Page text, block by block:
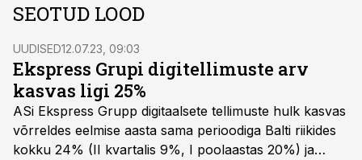
SEOTUD LOOD
UUDISED12.07.23, 09:03
Ekspress Grupi digitellimuste arv
kasvas ligi 25%
ASi Ekspress Grupp digitaalsete tellimuste hulk kasvas
võrreldes eelmise aasta sama perioodiga Balti riikides
kokku 24% (II kvartalis 9%, I poolaastas 20%) ja